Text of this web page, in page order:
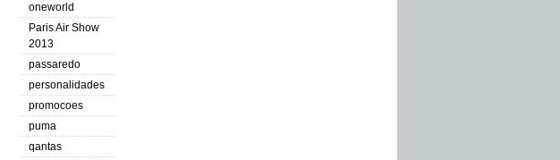
oneworld
Paris Air Show
2013
passaredo
personalidades
promocoes
puma
qantas